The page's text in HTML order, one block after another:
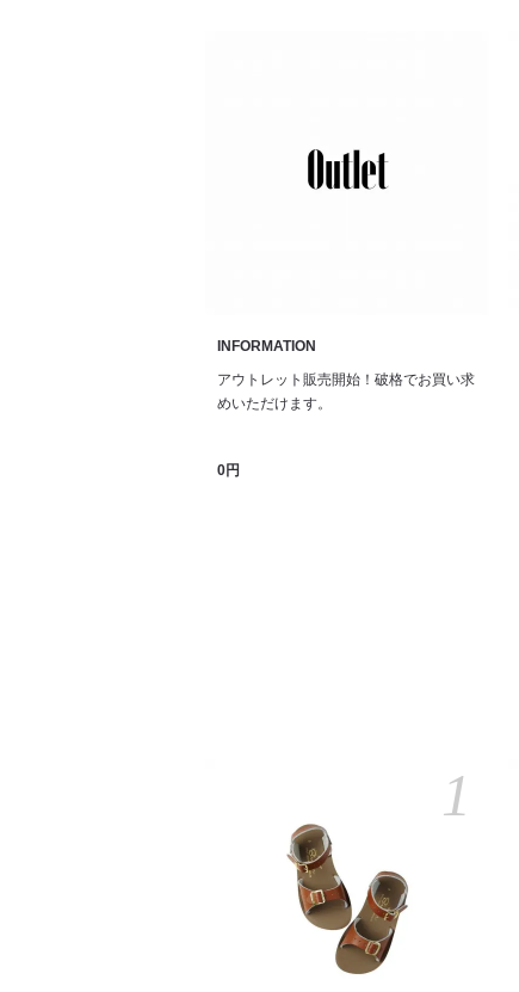
INFORMATION
アウトレット販売開始！破格でお買い求
めいただけます。
0円
1